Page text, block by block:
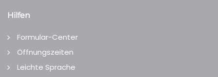
Hilfen
Formular-Center
Öffnungszeiten
Leichte Sprache